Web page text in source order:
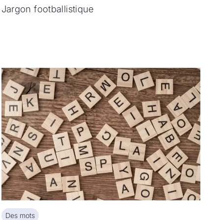
Jargon footballistique
Des mots
Des mots